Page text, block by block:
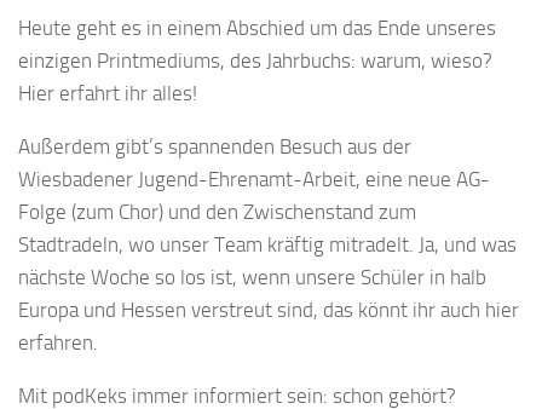
Heute geht es in einem Abschied um das Ende unseres
einzigen Printmediums, des Jahrbuchs: warum, wieso?
Hier erfahrt ihr alles!
Außerdem gibt’s spannenden Besuch aus der
Wiesbadener Jugend-Ehrenamt-Arbeit, eine neue AG-
Folge (zum Chor) und den Zwischenstand zum
Stadtradeln, wo unser Team kräftig mitradelt. Ja, und was
nächste Woche so los ist, wenn unsere Schüler in halb
Europa und Hessen verstreut sind, das könnt ihr auch hier
erfahren.
Mit podKeks immer informiert sein: schon gehört?